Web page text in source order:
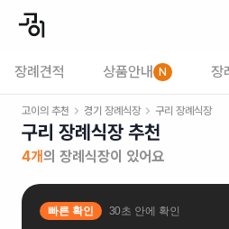
장례견적 상품안내 N 장
고이의 추천 경기 장례식장 구리 장례식장
구리 장례식장 추천
4개의 장례식장이 있어요
빠른 확인 30초 안에 확인